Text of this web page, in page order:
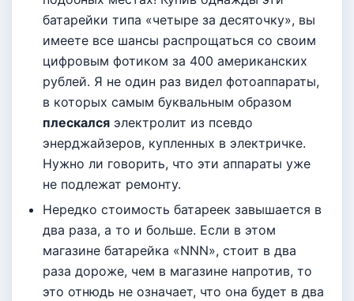
батарейки типа «четыре за десяточку», вы
имеете все шансы распрощаться со своим
цифровым фотиком за 400 американских
рублей. Я не один раз видел фотоаппараты,
в которых самым буквальным образом
плескался электролит из псевдо
энерджайзеров, купленных в электричке.
Нужно ли говорить, что эти аппараты уже
не подлежат ремонту.
Нередко стоимость батареек завышается в
два раза, а то и больше. Если в этом
магазине батарейка «NNN», стоит в два
раза дороже, чем в магазине напротив, то
это отнюдь не означает, что она будет в два